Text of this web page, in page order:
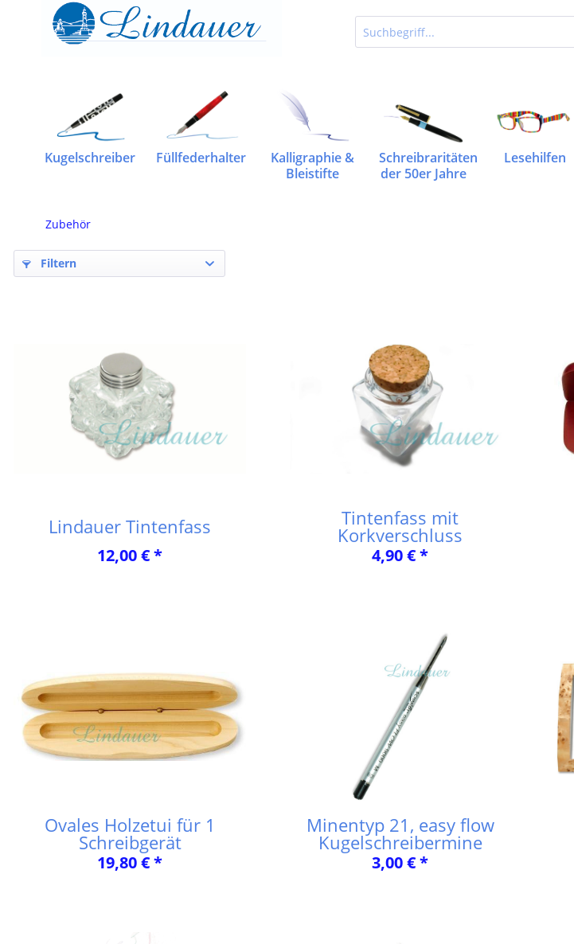
Kugelschreiber Füllfederhalter
Kalligraphie &
Bleistifte
Schreibraritäten
der 50er Jahre
Lesehilfen
Zubehör
Filtern
Lindauer Tintenfass
12,00 € *
Tintenfass mit
Korkverschluss
4,90 € *
Ovales Holzetui für 1
Schreibgerät
19,80 € *
Minentyp 21, easy flow
Kugelschreibermine
3,00 € *